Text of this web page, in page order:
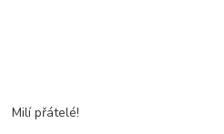
Milí přátelé!